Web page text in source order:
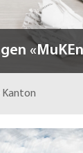
Kanton